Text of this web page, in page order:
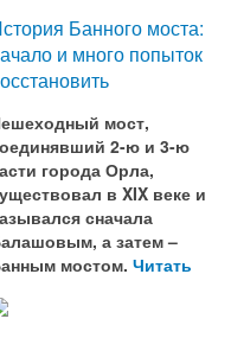
Банного моста:
и много попыток
мост,
2-ю и 3-ю
города Орла,
в XIX веке и
сначала
а затем –
мостом. Читать